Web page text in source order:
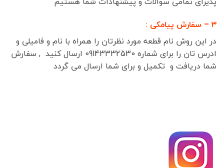
۳ – سفارش پیامکی :
در این روش نام قطعه مورد نظرتان را همراه با نام و فامیلی و
ادرس تان را برای شماره 09143332530 ارسال کنید , سفارش
شما دریافت و تکمیل و برای شما ارسال می گردد